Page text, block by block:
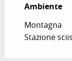
Ambiente
Ambiente
Montagna
Stazione